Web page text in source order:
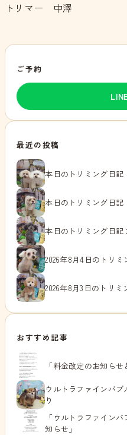
トリマー 中澤
ご予約
最近の投稿
本日のトリミング日記
本日のトリミング日記
本日のトリミング日記
2026年8月4日のトリミ
2026年8月3日のトリミ
おすすめ記事
「料金改定のお知ら
ウルトラファインバ
り
「ウルトラファイン
知らせ」